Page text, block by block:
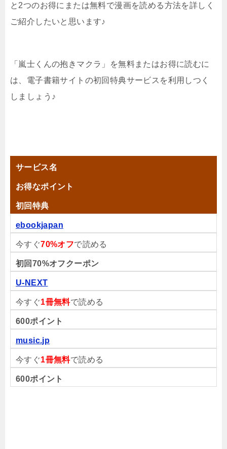
と2つのお得にまたは無料で漫画を読める方法を詳しく
ご紹介したいと思います♪
「嵐士くんの抱きマクラ」を無料またはお得に読むに
は、電子書籍サイトの初回特典サービスを利用しつく
しましょう♪
サービス名
お得なポイント
初回特典
ebookjapan
今すぐ70%オフで読める
初回70%オフクーポン
U-NEXT
今すぐ1冊無料で読める
600ポイント
music.jp
今すぐ1冊無料で読める
600ポイント